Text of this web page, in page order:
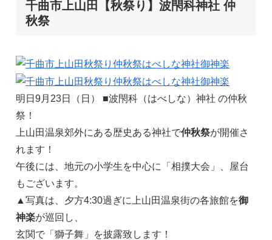
千曲市上山田【秋祭り】波閇科神社 仲
秋祭
明日9月23日（日） ■波閇科（はべしな）神社 の仲秋
祭！
上山田温泉郊外にある歴史ある神社で仲秋祭が開催さ
れます！
午後には、地元の小学生を中心に「相撲大会」、屋台
もございます。
▲写真は、夕方4:30過ぎに上山田温泉街の各旅館を御
神楽が巡回し、
玄関で「獅子舞」を披露致します！